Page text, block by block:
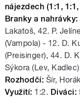
nájezdech (1:1,
Branky a nahrávky:
Lakatoš, 42. P.
(Vampola) - 12. D.
(Preisinger), 44. D.
Sýkora (Lev,
Rozhodčí: Šír,
Využití: 1:2. Diváci: